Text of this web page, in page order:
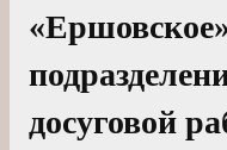
досуговой